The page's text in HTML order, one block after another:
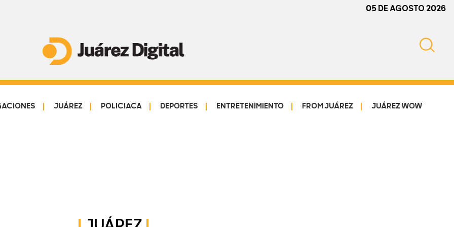
05 DE AGOSTO 2026
Digital
y
protegemos
JUÁREZ POLICIACA DEPORTES ENTRETENIMIENTO FROM JUÁREZ JUÁREZ WOW